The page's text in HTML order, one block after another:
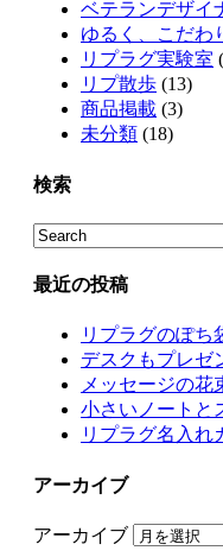
ベテランデザイ
ゆるく、こだわ
リプラグ実験室
リプ散歩 (13)
商品掲載 (3)
未分類 (18)
検索
最近の投稿
リプラグのぽち
デスクもプレゼ
メッセージの花
小さいノートと
リプラグ名入れ
アーカイブ
アーカイブ